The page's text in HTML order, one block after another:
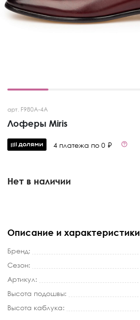
арт. F980A-4A
Лоферы Miris
4 платежа по 0 ₽
Нет в наличии
Описание и характеристики
Бренд:
Сезон:
Артикул:
Высота подошвы:
Высота каблука: